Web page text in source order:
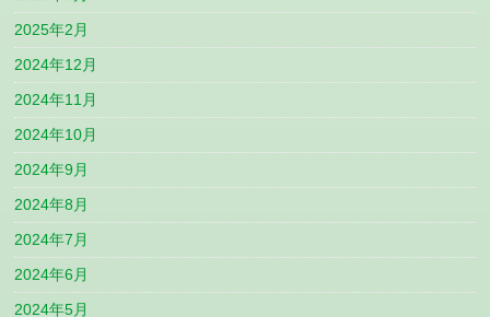
2025年2月
2024年12月
2024年11月
2024年10月
2024年9月
2024年8月
2024年7月
2024年6月
2024年5月